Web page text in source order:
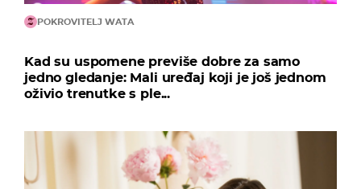
POKROVITELJ WATA
Kad su uspomene previše dobre za samo
jedno gledanje: Mali uređaj koji je još jednom
oživio trenutke s ple...